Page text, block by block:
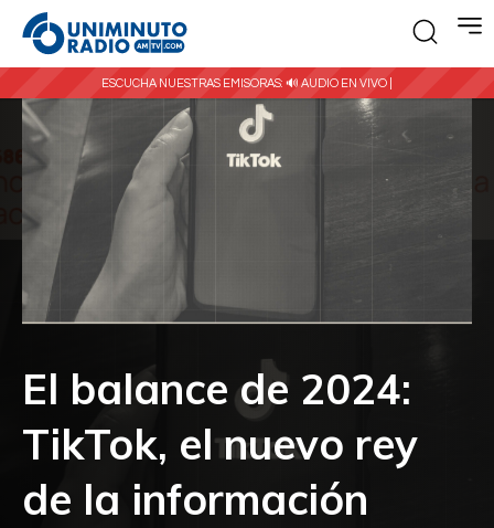
ESCUCHA NUESTRAS EMISORAS: 🔊 AUDIO EN VIVO |
El balance de 2024:
TikTok, el nuevo rey
de la información